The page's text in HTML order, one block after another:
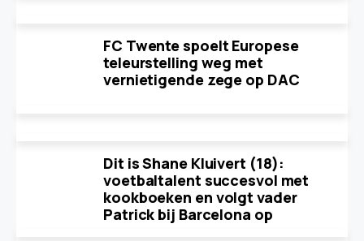
FC Twente spoelt Europese
teleurstelling weg met
vernietigende zege op DAC
Dit is Shane Kluivert (18):
voetbaltalent succesvol met
kookboeken en volgt vader
Patrick bij Barcelona op